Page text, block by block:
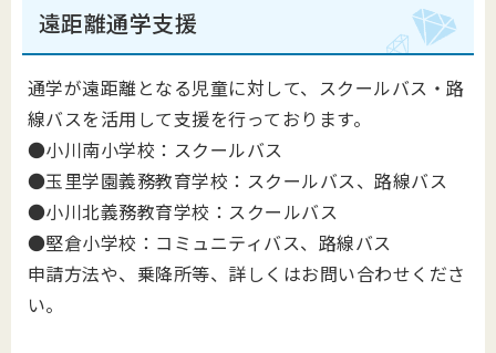
遠距離通学支援
通学が遠距離となる児童に対して、スクールバス・路
線バスを活用して支援を行っております。
●小川南小学校：スクールバス
●玉里学園義務教育学校：スクールバス、路線バス
●小川北義務教育学校：スクールバス
●堅倉小学校：コミュニティバス、路線バス
申請方法や、乗降所等、詳しくはお問い合わせくださ
い。